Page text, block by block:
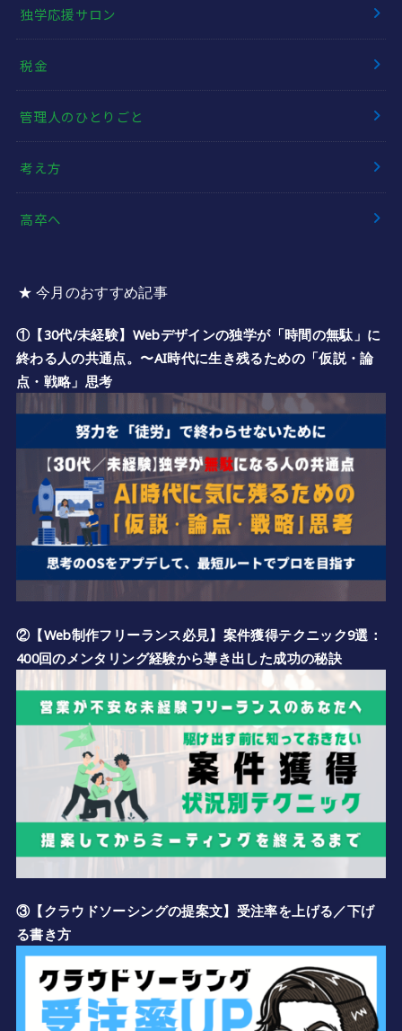
独学応援サロン
税金
管理人のひとりごと
考え方
高卒へ
★ 今月のおすすめ記事
①【30代/未経験】Webデザインの独学が「時間の無駄」に
終わる人の共通点。〜AI時代に生き残るための「仮説・論
点・戦略」思考
②【Web制作フリーランス必見】案件獲得テクニック9選：
400回のメンタリング経験から導き出した成功の秘訣
③【クラウドソーシングの提案文】受注率を上げる／下げ
る書き方